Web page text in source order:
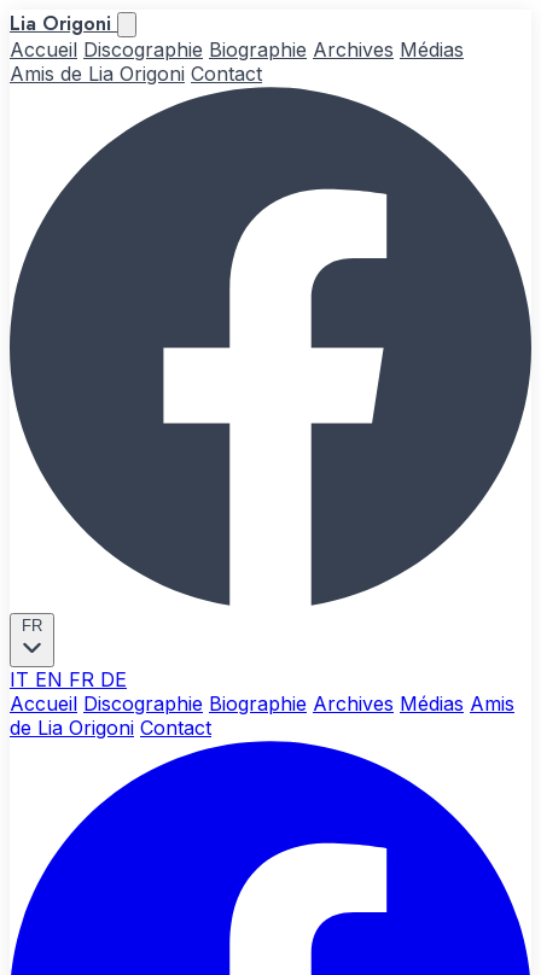
Lia Origoni
Accueil Discographie Biographie Archives Médias
Amis de Lia Origoni Contact
FR
IT EN FR DE
Accueil Discographie Biographie Archives Médias Amis
de Lia Origoni Contact